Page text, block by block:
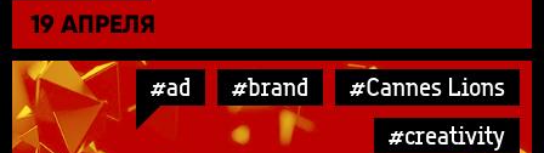
19 АПРЕЛЯ
#ad #brand
#Cannes Lions
#creativity